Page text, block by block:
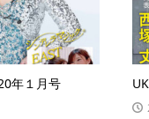
年１月号